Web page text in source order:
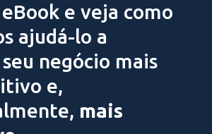
e veja como
ajudá-lo a
negócio mais
e,
mais